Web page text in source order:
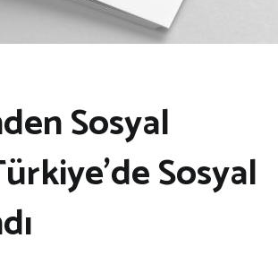
Sosyal
Sosyal